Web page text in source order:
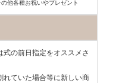
他各種お祝いやプレゼント
の前日指定をオススメさ
れていた場合等に新しい商